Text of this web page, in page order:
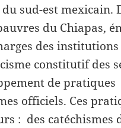
sud-est mexicain.
du Chiapas,
des institutions
constitutif des
de pratiques
officiels. Ces
: des catéchismes